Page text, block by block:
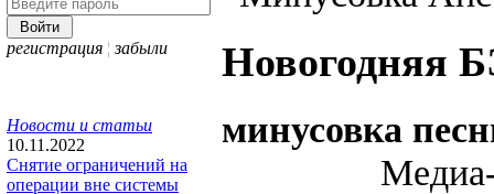
регистрация ¦ забыли
Новости и статьи
10.11.2022
Снятие ограничений на
операции вне системы
Новогодняя
минусовка